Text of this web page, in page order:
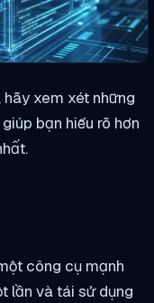
hãy xem xét những
bạn hiểu rõ hơn
công cụ mạnh
lần và tái sử dụng